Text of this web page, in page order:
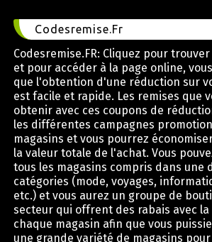
Codesremise.Fr
Codesremise.FR: Cliquez pour
et pour accéder à la page online,
que l'obtention d'une réduction sur
est facile et rapide. Les remises que
obtenir avec ces coupons de
les différentes campagnes
magasins et vous pourrez
la valeur totale de l'achat. Vous
tous les magasins compris dans une
catégories (mode, voyages,
etc.) et vous aurez un groupe de
secteur qui offrent des rabais avec
chaque magasin afin que vous
une grande variété de magasins